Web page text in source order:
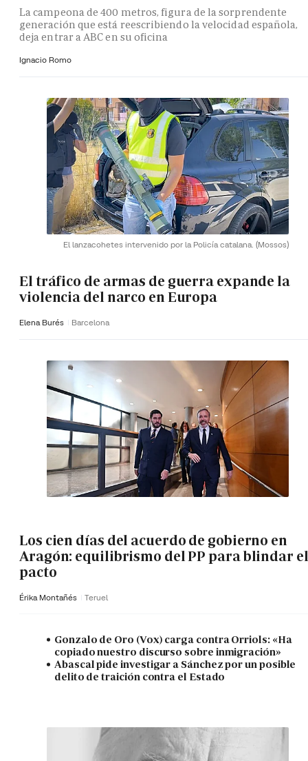
La campeona de 400 metros, figura de la sorprendente
generación que está reescribiendo la velocidad española,
deja entrar a ABC en su oficina
Ignacio Romo
El lanzacohetes intervenido por la Policía catalana. (Mossos)
El tráfico de armas de guerra expande la
violencia del narco en Europa
Elena Burés Barcelona
Los cien días del acuerdo de gobierno en
Aragón: equilibrismo del PP para blindar el
pacto
Érika Montañés Teruel
Gonzalo de Oro (Vox) carga contra Orriols: «Ha
copiado nuestro discurso sobre inmigración»
Abascal pide investigar a Sánchez por un posible
delito de traición contra el Estado